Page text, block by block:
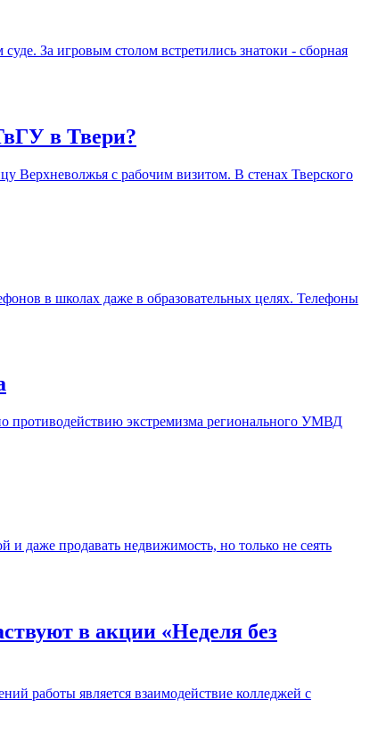
За игровым столом встретились знатоки - сборная
в Твери?
Верхневолжья с рабочим визитом. В стенах Тверского
в школах даже в образовательных целях. Телефоны
противодействию экстремизма регионального УМВД
даже продавать недвижимость, но только не сеять
в акции «Неделя без
работы является взаимодействие колледжей с